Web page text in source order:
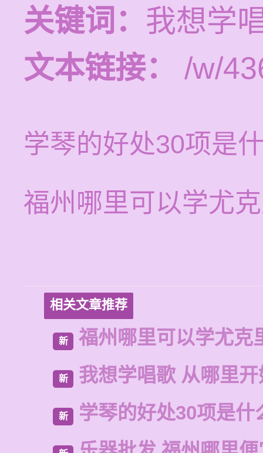
关键词： 我想学
文本链接：
/w/
学琴的好处30项是
福州哪里可以学尤
相关文章推荐
新 福州哪里可以学尤克
新 我想学唱歌 从哪里开
新 学琴的好处30项是什